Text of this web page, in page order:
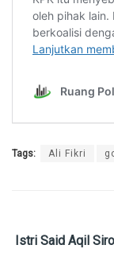
Tags: Ali Fikri
Istri Said Aqil